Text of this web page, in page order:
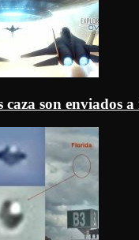
caza son enviados